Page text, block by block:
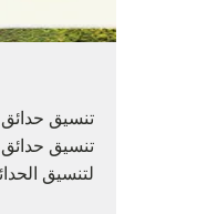
تنسيق
تنسيق حدائق
لتنسيق